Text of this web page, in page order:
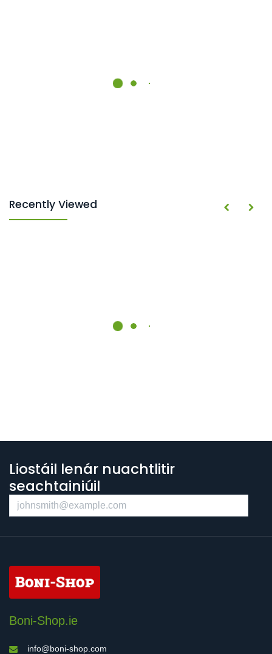
Recently Viewed
Liostáil lenár nuachtlitir
seachtainiúil
Boni-Shop.ie
info@boni-shop.com